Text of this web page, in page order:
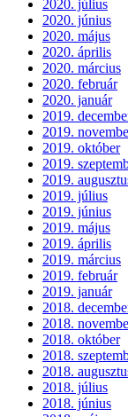
2020. július
2020. június
2020. május
2020. április
2020. március
2020. február
2020. január
2019.
2019.
2019. október
2019.
2019.
2019. július
2019. június
2019. május
2019. április
2019. március
2019. február
2019. január
2018.
2018.
2018. október
2018.
2018.
2018. július
2018. június